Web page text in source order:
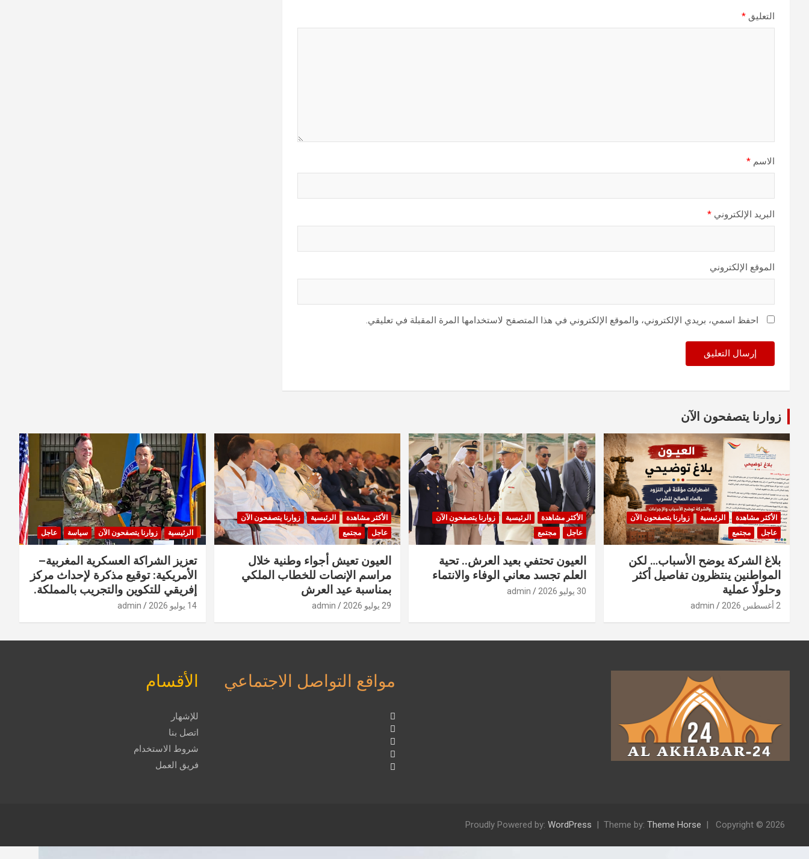
التعليق *
الاسم *
البريد الإلكتروني *
الموقع الإلكتروني
احفظ اسمي، بريدي الإلكتروني، والموقع الإلكتروني في هذا المتصفح لاستخدامها المرة المقبلة في تعليقي.
زوارنا يتصفحون الآن
الأكثر مشاهدة الرئيسية
زوارنا يتصفحون الآن
عاجل
مجتمع
بلاغ الشركة يوضح الأسباب… لكن
المواطنين ينتظرون تفاصيل أكثر
وحلولًا عملية
2 أغسطس 2026 admin
الأكثر مشاهدة الرئيسية
زوارنا يتصفحون الآن
عاجل
مجتمع
العيون تحتفي بعيد العرش.. تحية
العلم تجسد معاني الوفاء والانتماء
30 يوليو 2026 admin
الأكثر مشاهدة الرئيسية
زوارنا يتصفحون الآن
عاجل
مجتمع
العيون تعيش أجواء وطنية خلال
مراسم الإنصات للخطاب الملكي
بمناسبة عيد العرش
29 يوليو 2026 admin
الرئيسية زوارنا يتصفحون الآن سياسة عاجل
تعزيز الشراكة العسكرية المغربية–
الأمريكية: توقيع مذكرة لإحداث مركز
إفريقي للتكوين والتجريب بالمملكة.
14 يوليو 2026 admin
مواقع التواصل الاجتماعي الأقسام
للإشهار
اتصل بنا
شروط الاستخدام
فريق العمل
Copyright © 2026
Theme by: Theme Horse
Proudly Powered by: WordPress